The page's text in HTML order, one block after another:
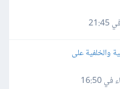
والخلفية على
16:50